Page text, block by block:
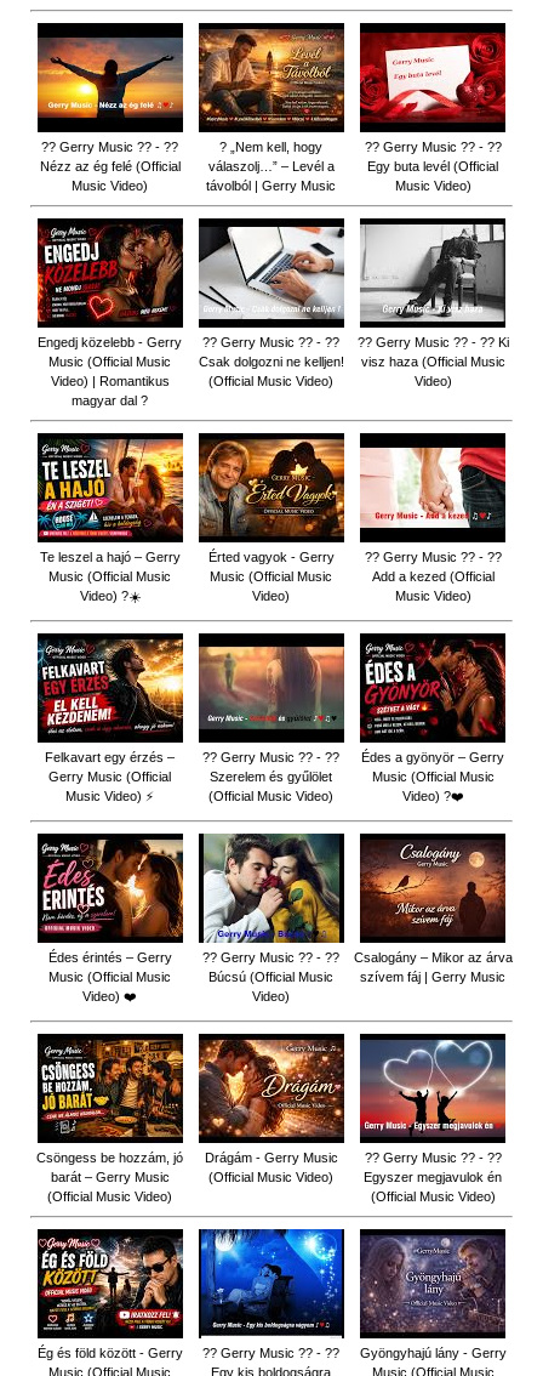
?? Gerry Music ?? - ??
Nézz az ég felé (Official
Music Video)
? „Nem kell, hogy
válaszolj…” – Levél a
távolból | Gerry Music
?? Gerry Music ?? - ??
Egy buta levél (Official
Music Video)
Engedj közelebb - Gerry
Music (Official Music
Video) | Romantikus
magyar dal ?
?? Gerry Music ?? - ??
Csak dolgozni ne kelljen!
(Official Music Video)
?? Gerry Music ?? - ?? Ki
visz haza (Official Music
Video)
Te leszel a hajó – Gerry
Music (Official Music
Video) ?☀️
Érted vagyok - Gerry
Music (Official Music
Video)
?? Gerry Music ?? - ??
Add a kezed (Official
Music Video)
Felkavart egy érzés –
Gerry Music (Official
Music Video) ⚡
?? Gerry Music ?? - ??
Szerelem és gyűlölet
(Official Music Video)
Édes a gyönyör – Gerry
Music (Official Music
Video) ?❤️
Édes érintés – Gerry
Music (Official Music
Video) ❤️
?? Gerry Music ?? - ??
Búcsú (Official Music
Video)
Csalogány – Mikor az árva
szívem fáj | Gerry Music
Csöngess be hozzám, jó
barát – Gerry Music
(Official Music Video)
Drágám - Gerry Music
(Official Music Video)
?? Gerry Music ?? - ??
Egyszer megjavulok én
(Official Music Video)
Ég és föld között - Gerry
Music (Official Music
?? Gerry Music ?? - ??
Egy kis boldogságra
Gyöngyhajú lány - Gerry
Music (Official Music